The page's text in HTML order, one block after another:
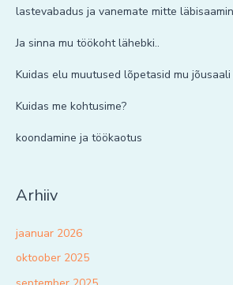
lastevabadus ja vanemate mitte
Ja sinna mu töökoht lähebki..
Kuidas elu muutused lõpetasid mu
Kuidas me kohtusime?
koondamine ja töökaotus
Arhiiv
jaanuar 2026
oktoober 2025